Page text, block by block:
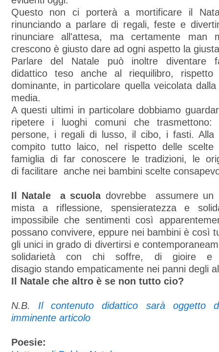
Questo non ci porterà a mortificare il
rinunciando a parlare di regali, feste e
rinunciare all'attesa, ma certamente man
crescono è giusto dare ad ogni aspetto la
Parlare del Natale può inoltre diventare
didattico teso anche al riequilibro, rispetto
dominante, in particolare quella veicolata
media.
A questi ultimi in particolare dobbiamo
ripetere i luoghi comuni che
persone, i regali di lusso, il cibo, i fasti. Alla
compito tutto laico, nel rispetto delle scelte
famiglia di far conoscere le tradizioni, le
di facilitare anche nei bambini scelte
Il Natale a scuoladovrebbe assumere un
mista a riflessione, spensieratezza e
impossibile che sentimenti così
possano convivere, eppure nei bambini è così
gli unici in grado di divertirsi e
solidarietà con chi soffre, di gioire e
disagio stando empaticamente nei panni degli
Il Natale che altro è se non tutto cio?
N.B. Il contenuto didattico sarà oggetto
imminente articolo
Poesie: